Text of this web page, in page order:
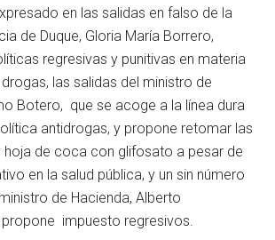
en las salidas en falso de la
de Duque, Gloria María Borrero,
regresivas y punitivas en materia
las salidas del ministro de
Botero, que se acoge a la línea dura
antidrogas, y propone retomar las
hoja de coca con glifosato a pesar de
en la salud pública, y un sin número
de Hacienda, Alberto
propone impuesto regresivos.